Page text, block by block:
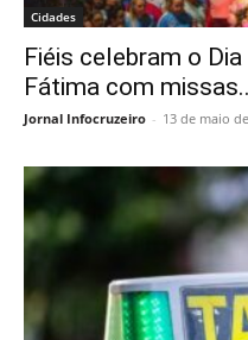
Cidades
Fiéis celebram o
Fátima com
Jornal Infocruzeiro - 13 de maio